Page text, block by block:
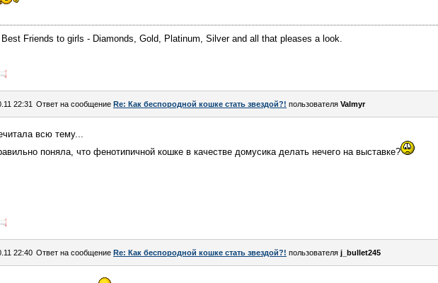
Friends to girls - Diamonds, Gold, Platinum, Silver and all that pleases a look.
22:31 Ответ на сообщение Re: Как беспородной кошке стать звездой?! пользователя Valmyr
всю тему...
поняла, что фенотипичной кошке в качестве домусика делать нечего на выставке?
22:40 Ответ на сообщение Re: Как беспородной кошке стать звездой?! пользователя j_bullet245